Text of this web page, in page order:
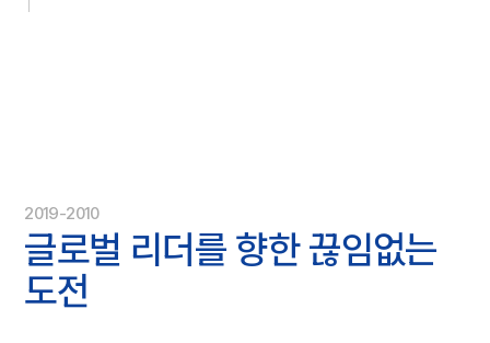
2019-2010
글로벌 리더를 향한끊임없는
도전